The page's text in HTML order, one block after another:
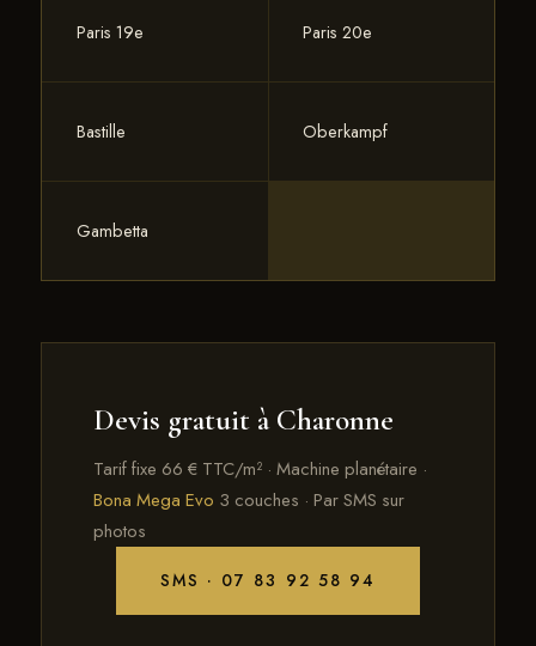
Paris 19e Paris 20e
Bastille Oberkampf
Gambetta
Devis gratuit à Charonne
Tarif fixe 66 € TTC/m² · Machine planétaire ·
Bona Mega Evo 3 couches · Par SMS sur
photos
SMS · 07 83 92 58 94